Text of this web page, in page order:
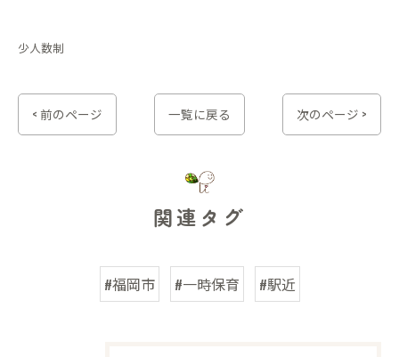
少人数制
< 前のページ 一覧に戻る 次のページ >
関連タグ
#福岡市 #一時保育 #駅近